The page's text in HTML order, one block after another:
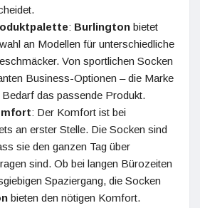
: Burlington bietet
an Modellen für unterschiedliche
Von sportlichen Socken
Business-Optionen – die Marke
das passende Produkt.
: Der Komfort ist bei
an erster Stelle. Die Socken sind
sie den ganzen Tag über
sind. Ob bei langen Bürozeiten
Spaziergang, die Socken
bieten den nötigen Komfort.